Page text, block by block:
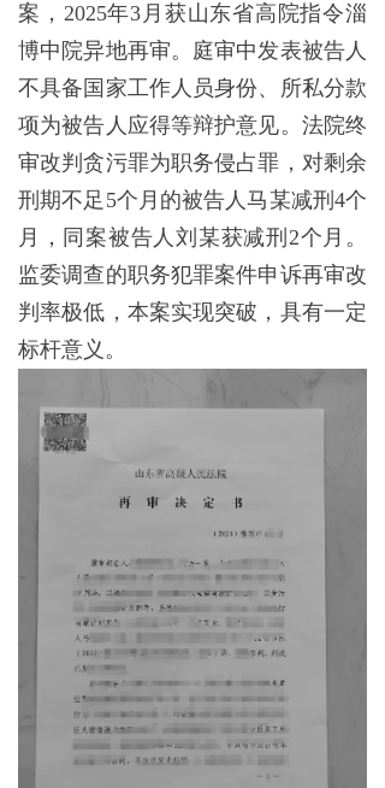
案，2025年3月获山东省高院指令淄
博中院异地再审。庭审中发表被告人
不具备国家工作人员身份、所私分款
项为被告人应得等辩护意见。法院终
审改判贪污罪为职务侵占罪，对剩余
刑期不足5个月的被告人马某减刑4个
月，同案被告人刘某获减刑2个月。
监委调查的职务犯罪案件申诉再审改
判率极低，本案实现突破，具有一定
标杆意义。